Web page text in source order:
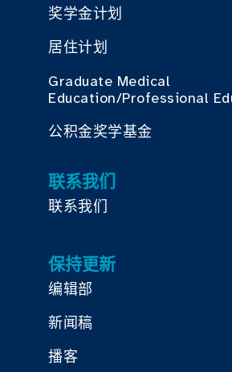
奖学金计划
居住计划
Graduate Medical
Education/Professional
公积金奖学基金
联系我们
联系我们
保持更新
编辑部
新闻稿
播客